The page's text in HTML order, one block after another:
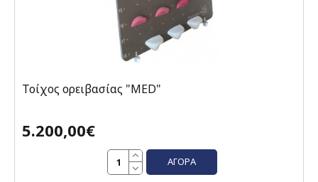
Τοίχος ορειβασίας "MED"
5.200,00€
ΑΓΟΡΆ